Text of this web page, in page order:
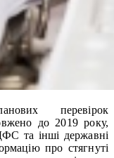
перевірок
до 2019 року,
та інші державні
про стягнуті